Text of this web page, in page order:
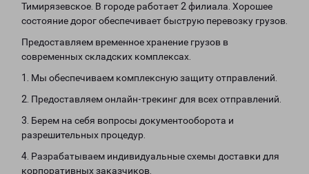
Тимирязевское. В городе работает 2 филиала. Хорошее
состояние дорог обеспечивает быструю перевозку грузов.
Предоставляем временное хранение грузов в
современных складских комплексах.
1. Мы обеспечиваем комплексную защиту отправлений.
2. Предоставляем онлайн-трекинг для всех отправлений.
3. Берем на себя вопросы документооборота и
разрешительных процедур.
4. Разрабатываем индивидуальные схемы доставки для
корпоративных заказчиков.